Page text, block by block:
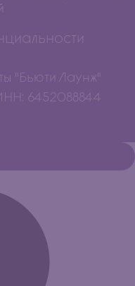
"Бьюти Лаунж"
6452088844